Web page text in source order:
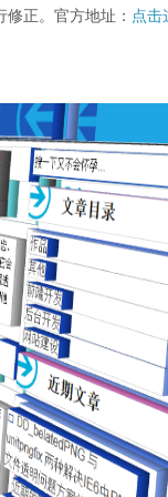
正。官方地址： 点击